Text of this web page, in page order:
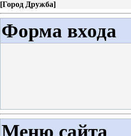
[Город Дружба]
Форма входа
Меню сайта